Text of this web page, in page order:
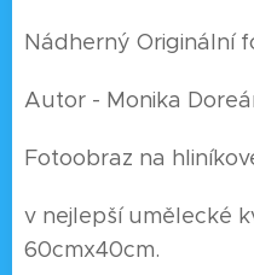
Nádherný Originální
Autor - Monika
Fotoobraz na
v nejlepší umělecké
60cmx40cm.